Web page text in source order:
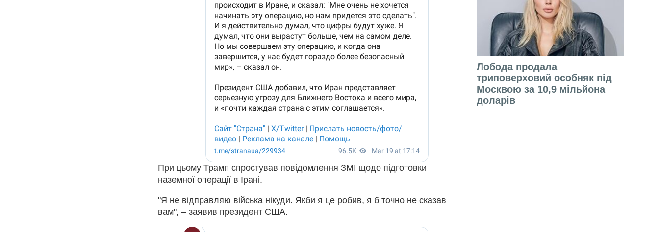
Лобода продала
триповерховий особняк під
Москвою за 10,9 мільйона
доларів
При цьому Трамп спростував повідомлення ЗМІ щодо підготовки
наземної операції в Ірані.
"Я не відправляю війська нікуди. Якби я це робив, я б точно не сказав
вам", – заявив президент США.